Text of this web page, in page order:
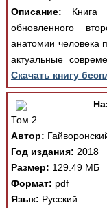
Описание: Книга
обновленного
анатомии человека
актуальные
Скачать книгу
Том 2.
Автор:
Год издания: 2018
Размер: 129.49 МБ
Формат: pdf
Язык: Русский